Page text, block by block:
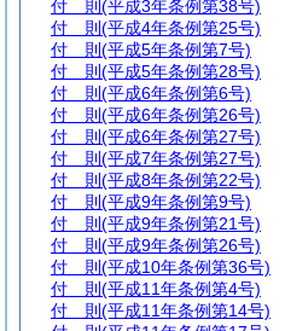
付 則 (平成3年条例第38号)
付 則 (平成4年条例第25号)
付 則 (平成5年条例第7号)
付 則 (平成5年条例第28号)
付 則 (平成6年条例第6号)
付 則 (平成6年条例第26号)
付 則 (平成6年条例第27号)
付 則 (平成7年条例第27号)
付 則 (平成8年条例第22号)
付 則 (平成9年条例第9号)
付 則 (平成9年条例第21号)
付 則 (平成9年条例第26号)
付 則 (平成10年条例第36号)
付 則 (平成11年条例第4号)
付 則 (平成11年条例第14号)